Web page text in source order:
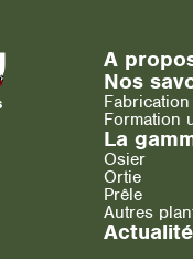
A
Nos
Fabrication
Formation
La
Osier
Ortie
Prêle
Autres